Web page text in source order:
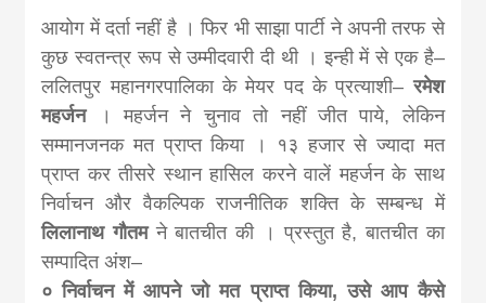
आयोग में दर्ता नहीं है । फिर भी साझा पार्टी ने अपनी तरफ से
कुछ स्वतन्त्र रूप से उम्मीदवारी दी थी । इन्ही में से एक है–
ललितपुर महानगरपालिका के मेयर पद के प्रत्याशी–रमेश
महर्जन। महर्जन ने चुनाव तो नहीं जीत पाये, लेकिन
सम्मानजनक मत प्राप्त किया । १३ हजार से ज्यादा मत
प्राप्त कर तीसरे स्थान हासिल करने वालें महर्जन के साथ
निर्वाचन और वैकल्पिक राजनीतिक शक्ति के सम्बन्ध में
लिलानाथ गौतमने बातचीत की । प्रस्तुत है, बातचीत का
सम्पादित अंश–
० निर्वाचन में आपने जो मत प्राप्त किया, उसे आप कैसे